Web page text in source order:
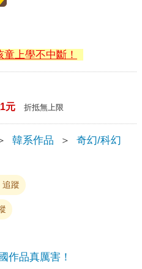
上學不中斷！
元 折抵無上限
韓系作品 ＞ 奇幻/科幻
追蹤
作品真厲害！